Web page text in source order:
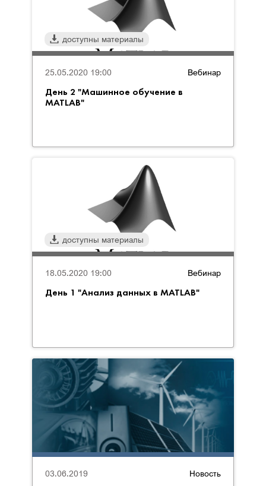
Вебинар
День 2 "Машинное обучение в
MATLAB"
25.05.2020 19:00
доступны материалы
Вебинар
День 1 "Анализ данных в MATLAB"
18.05.2020 19:00
доступны материалы
Новость
03.06.2019